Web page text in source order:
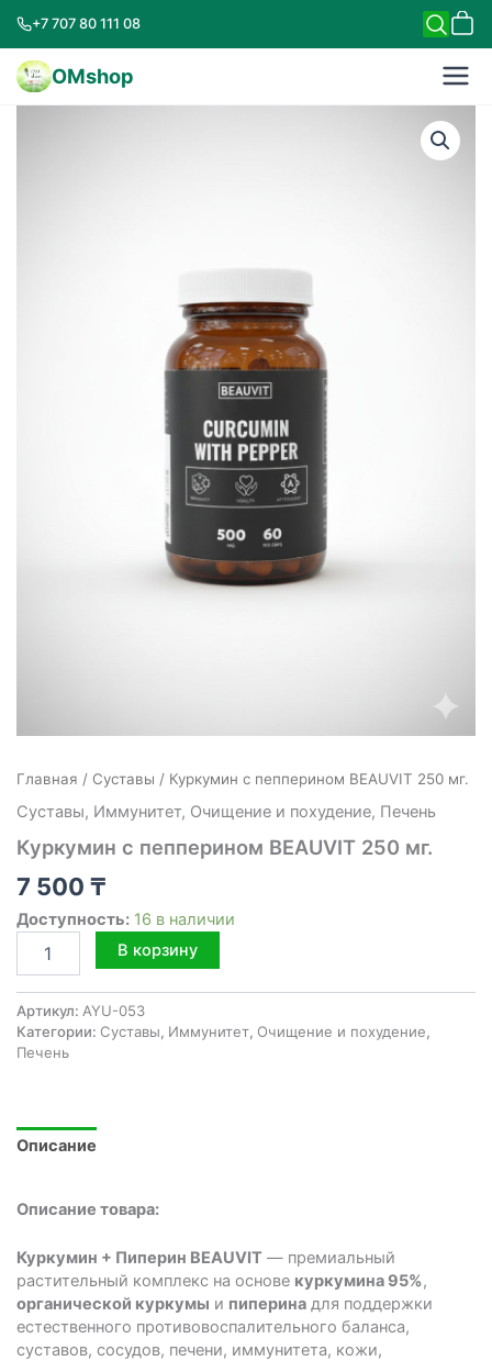
+7 707 80 111 08
OMshop
Главная / Cуставы / Куркумин с пепперином BEAUVIT 250 мг.
Cуставы, Иммунитет, Очищение и похудение, Печень
Куркумин с пепперином BEAUVIT 250 мг.
7 500 ₸
Доступность: 16 в наличии
товара
с
пепперином
BEAUVIT
В корзину
Артикул: AYU-053
Категории: Cуставы, Иммунитет, Очищение и похудение,
Печень
Описание
Описание товара:
Куркумин + Пиперин BEAUVIT— премиальный
растительный комплекс на основе куркумина 95%,
органической куркумы и пиперинадля поддержки
естественного противовоспалительного баланса,
суставов, сосудов, печени, иммунитета, кожи,